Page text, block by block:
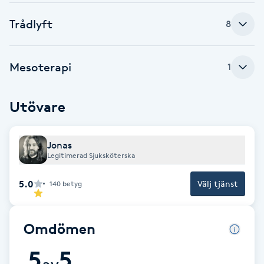
F
Face framing
Faceliftmassage
Fet hårbotten
Fettreducering
Fillers
Trådlyft 8
Mesoterapi 1
Utövare
Jonas
Legitimerad Sjuksköterska
5.0 140 betyg Välj tjänst
Omdömen